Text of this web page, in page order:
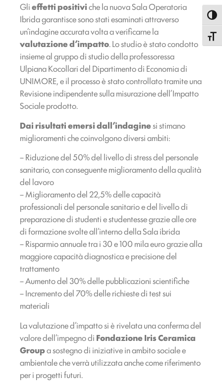
Glieffetti positiviche la nuova Sala Operatoria
Ibrida garantisce sono stati esaminati attraverso
un’indagine accurata volta a verificarne la
valutazione d’impatto. Lo studio è stato condotto
insieme al gruppo di studio della professoressa
Ulpiana Kocollari del Dipartimento di Economia di
UNIMORE, e il processo è stato controllato tramite una
Revisione indipendente sulla misurazione dell’Impatto
Sociale prodotto.
Dai risultati emersi dall’indaginesi stimano
miglioramenti che coinvolgono diversi ambiti:
– Riduzione del 50% del livello di stress del personale
sanitario, con conseguente miglioramento della qualità
del lavoro
– Miglioramento del 22,5% delle capacità
professionali del personale sanitario e del livello di
preparazione di studenti e studentesse grazie alle ore
di formazione svolte all’interno della Sala ibrida
– Risparmio annuale tra i 30 e 100 mila euro grazie alla
maggiore capacità diagnostica e precisione del
trattamento
– Aumento del 30% delle pubblicazioni scientifiche
– Incremento del 70% delle richieste di test sui
materiali
La valutazione d’impatto si è rivelata una conferma del
valore dell’impegno di Fondazione Iris Ceramica
Groupa sostegno di iniziative in ambito sociale e
ambientale che verrà utilizzata anche come riferimento
per i progetti futuri.